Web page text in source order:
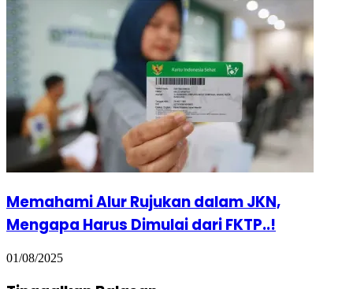
Memahami Alur Rujukan dalam JKN,
Mengapa Harus Dimulai dari FKTP..!
01/08/2025